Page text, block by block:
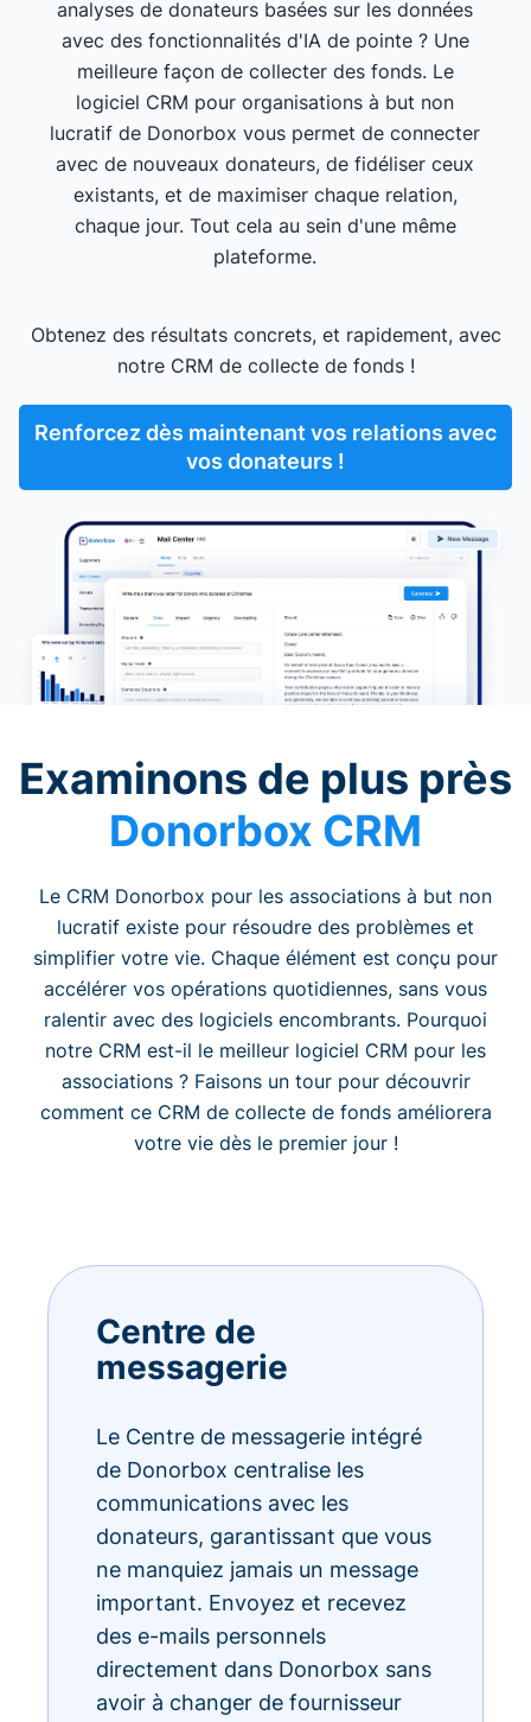
analyses de donateurs basées sur les données
avec des fonctionnalités d'IA de pointe ? Une
meilleure façon de collecter des fonds. Le
logiciel CRM pour organisations à but non
lucratif de Donorbox vous permet de connecter
avec de nouveaux donateurs, de fidéliser ceux
existants, et de maximiser chaque relation,
chaque jour. Tout cela au sein d'une même
plateforme.
Obtenez des résultats concrets, et rapidement, avec
notre CRM de collecte de fonds !
Renforcez dès maintenant vos relations avec
vos donateurs !
Examinons de plus près
Donorbox CRM
Le CRM Donorbox pour les associations à but non
lucratif existe pour résoudre des problèmes et
simplifier votre vie. Chaque élément est conçu pour
accélérer vos opérations quotidiennes, sans vous
ralentir avec des logiciels encombrants. Pourquoi
notre CRM est-il le meilleur logiciel CRM pour les
associations ? Faisons un tour pour découvrir
comment ce CRM de collecte de fonds améliorera
votre vie dès le premier jour !
Centre de
messagerie
Le Centre de messagerie intégré
de Donorbox centralise les
communications avec les
donateurs, garantissant que vous
ne manquiez jamais un message
important. Envoyez et recevez
des e-mails personnels
directement dans Donorbox sans
avoir à changer de fournisseur